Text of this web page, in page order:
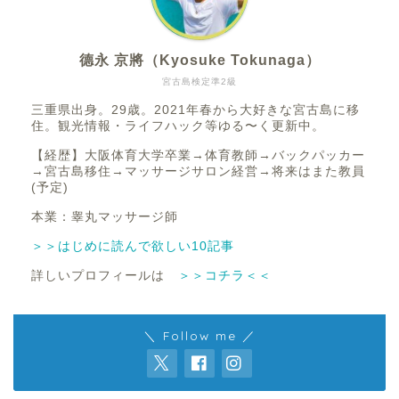
宮古島検定準2級
德永 京將（Kyosuke Tokunaga）
三重県出身。29歳。2021年春から大好きな宮古島に移
住。観光情報・ライフハック等ゆる〜く更新中。
【経歴】大阪体育大学卒業→体育教師→バックパッカー
→宮古島移住→マッサージサロン経営→将来はまた教員
(予定)
本業：睾丸マッサージ師
＞＞はじめに読んで欲しい10記事
詳しいプロフィールは ＞＞コチラ＜＜
＼ Follow me ／